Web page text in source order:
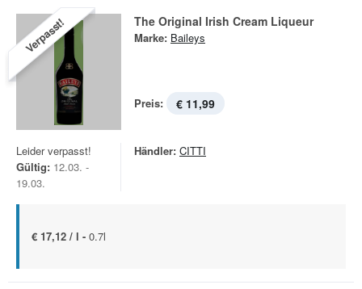
Verpasst! The Original Irish Cream Liqueur
Marke: Baileys
Preis: € 11,99
Leider verpasst!
Gültig: 12.03. -
19.03.
Händler: CITTI
€ 17,12 / l - 0.7l